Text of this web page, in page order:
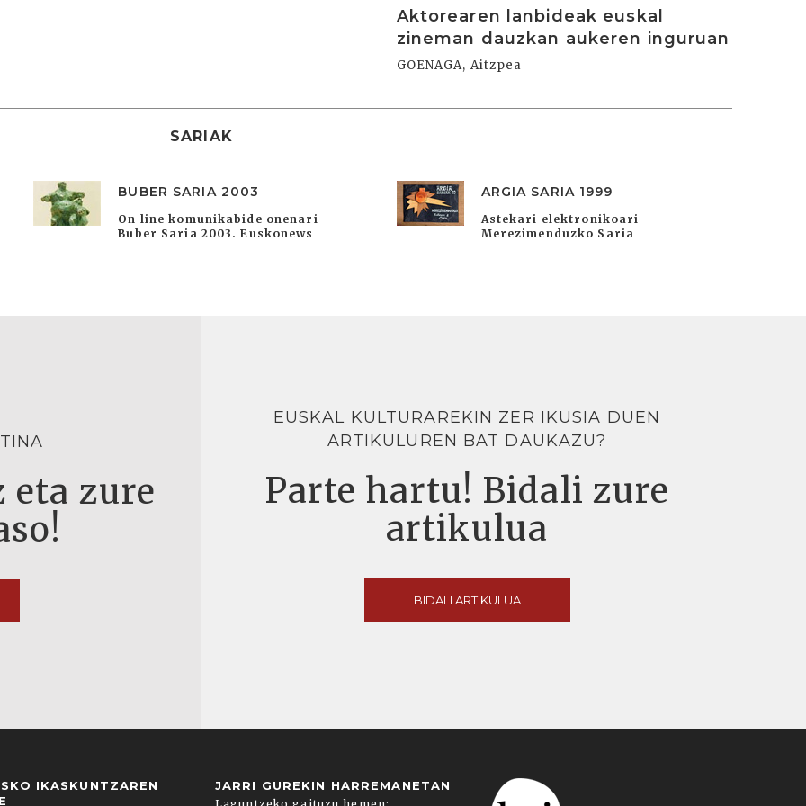
Aktorearen lanbideak euskal
zineman dauzkan aukeren inguruan
GOENAGA, Aitzpea
SARIAK
BUBER SARIA 2003
On line komunikabide onenari
Buber Saria 2003. Euskonews
ARGIA SARIA 1999
Astekari elektronikoari
Merezimenduzko Saria
eta zure
EUSKAL KULTURAREKIN ZER IKUSIA DUEN
ARTIKULUREN BAT DAUKAZU?
Parte hartu! Bidali zure
artikulua
BIDALI ARTIKULUA
IKASKUNTZAREN
JARRI GUREKIN HARREMANETAN